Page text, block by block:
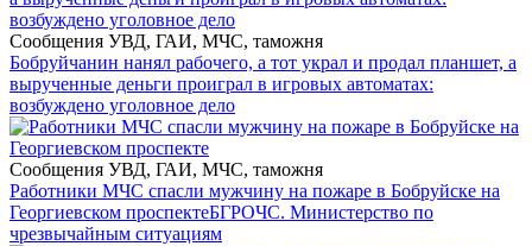
Сообщения УВД, ГАИ, МЧС, таможня
Бобруйчанин нанял рабочего, а тот украл и продал планшет, а
вырученные деньги проиграл в игровых автоматах:
возбуждено уголовное дело
Сообщения УВД, ГАИ, МЧС, таможня
Работники МЧС спасли мужчину на пожаре в Бобруйске на
Георгиевском проспектеБГРОЧС. Министерство по
чрезвычайным ситуациям